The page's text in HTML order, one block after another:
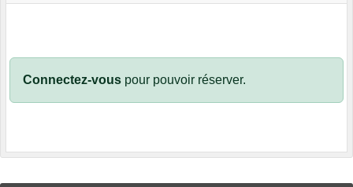
Connectez-vous pour pouvoir réserver.